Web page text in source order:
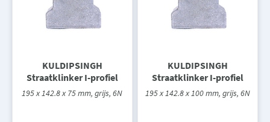
KULDIPSINGH
Straatklinker I-profiel
195 x 142.8 x 75 mm, grijs, 6N
KULDIPSINGH
Straatklinker I-profiel
195 x 142.8 x 100 mm, grijs, 6N